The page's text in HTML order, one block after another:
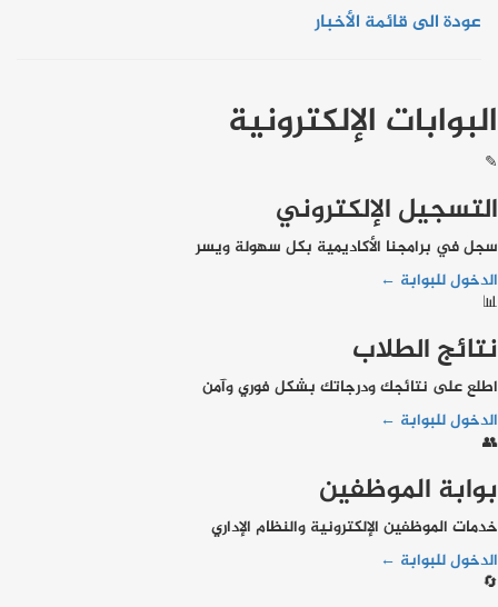
عودة الى قائمة الأخبار
البوابات الإلكترونية
✎
التسجيل الإلكتروني
سجل في برامجنا الأكاديمية بكل سهولة ويسر
الدخول للبوابة ←
📊
نتائج الطلاب
اطلع على نتائجك ودرجاتك بشكل فوري وآمن
الدخول للبوابة ←
👥
بوابة الموظفين
خدمات الموظفين الإلكترونية والنظام الإداري
الدخول للبوابة ←
🔄